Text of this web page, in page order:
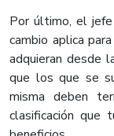
Por último, el
cambio aplica
adquieran desde
que los que se
misma deben
clasificación que